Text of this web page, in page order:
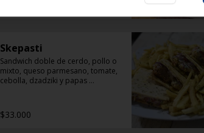
Skepasti
Sandwich doble de cerdo, pollo o
mixto, queso parmesano, tomate,
cebolla, dzadziki y papas
$33.000